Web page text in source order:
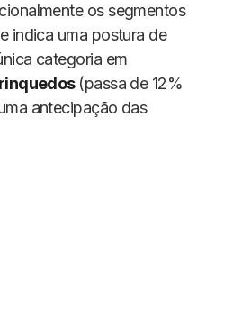
os segmentos
indica uma postura de
categoria em
(passa de 12%
antecipação das